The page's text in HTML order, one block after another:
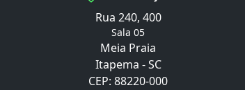
Rua 240, 400
Sala 05
Meia Praia
Itapema - SC
CEP: 88220-000